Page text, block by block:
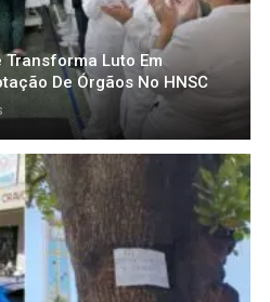
Luto Em
De Órgãos No HNSC